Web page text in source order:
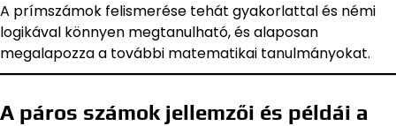
A prímszámok felismerése tehát gyakorlattal és némi
logikával könnyen megtanulható, és alaposan
megalapozza a további matematikai tanulmányokat.
A páros számok jellemzői és példái a